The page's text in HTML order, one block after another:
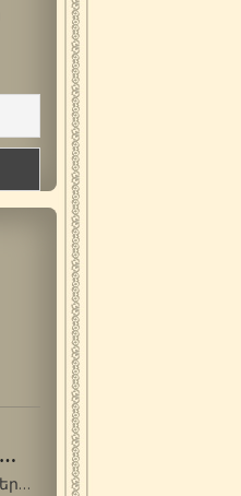
Մեր ընթերցողների ուշադրությանն…